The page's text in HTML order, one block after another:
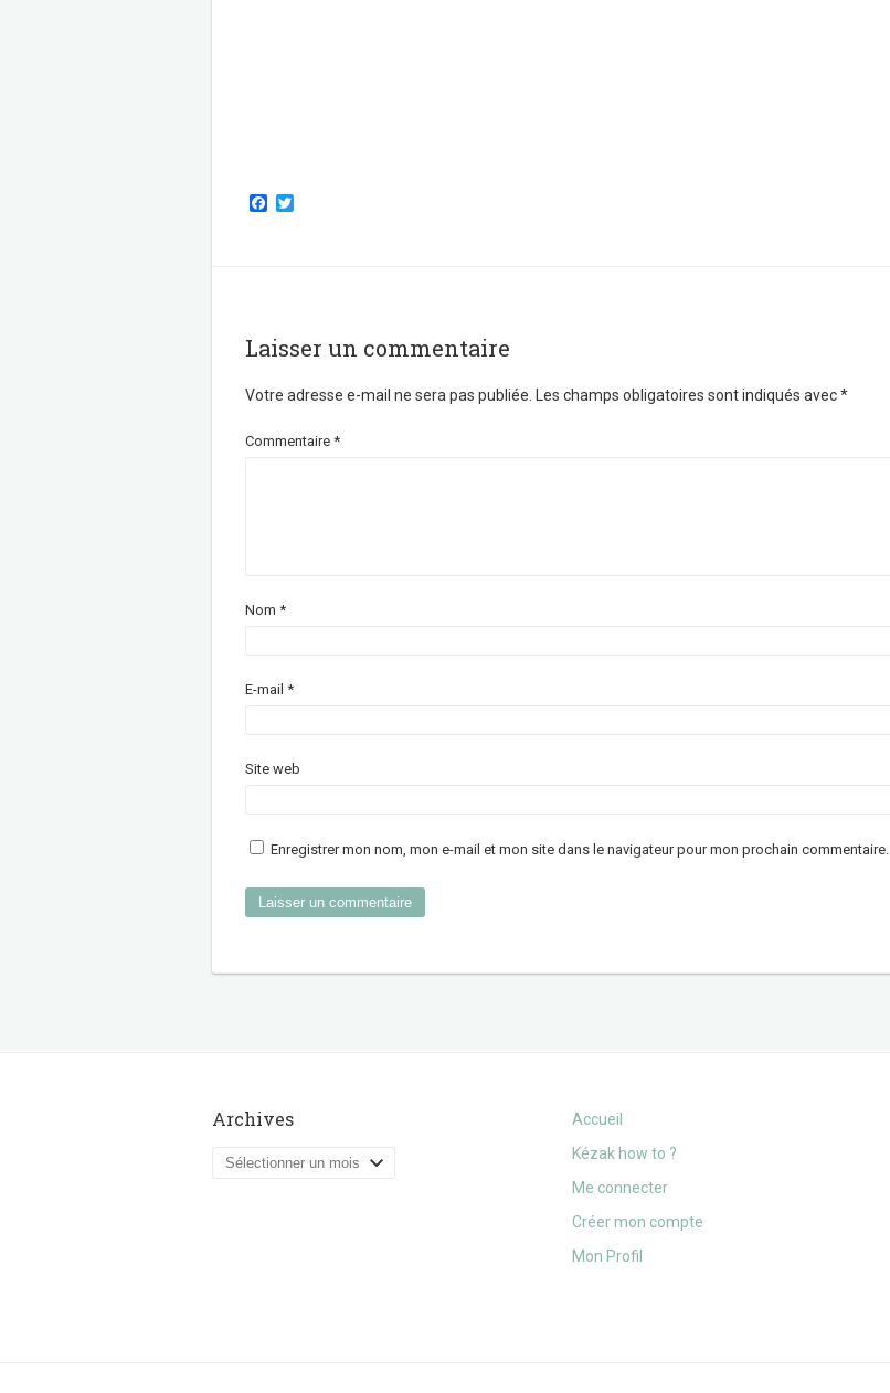
F
Laisser un commentaire
Votre adresse e-mail ne sera pas publiée. Les champs obligatoires sont indiqués avec*
Commentaire *
Nom *
E-mail *
Site web
Enregistrer mon nom, mon e-mail et mon site dans le navigateur pour mon prochain commentaire.
Archives
Archives
Accueil
Kézak how to ?
Me connecter
Créer mon compte
Mon Profil